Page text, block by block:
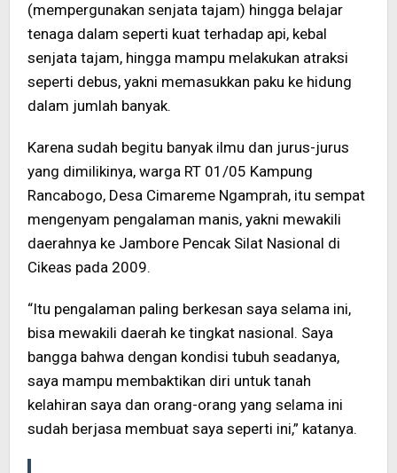
(mempergunakan senjata tajam) hingga belajar
tenaga dalam seperti kuat terhadap api, kebal
senjata tajam, hingga mampu melakukan atraksi
seperti debus, yakni memasukkan paku ke hidung
dalam jumlah banyak.
Karena sudah begitu banyak ilmu dan jurus-jurus
yang dimilikinya, warga RT 01/05 Kampung
Rancabogo, Desa Cimareme Ngamprah, itu sempat
mengenyam pengalaman manis, yakni mewakili
daerahnya ke Jambore Pencak Silat Nasional di
Cikeas pada 2009.
“Itu pengalaman paling berkesan saya selama ini,
bisa mewakili daerah ke tingkat nasional. Saya
bangga bahwa dengan kondisi tubuh seadanya,
saya mampu membaktikan diri untuk tanah
kelahiran saya dan orang-orang yang selama ini
sudah berjasa membuat saya seperti ini,” katanya.